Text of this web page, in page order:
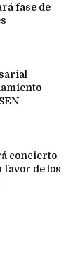
fase de
concierto
favor de los